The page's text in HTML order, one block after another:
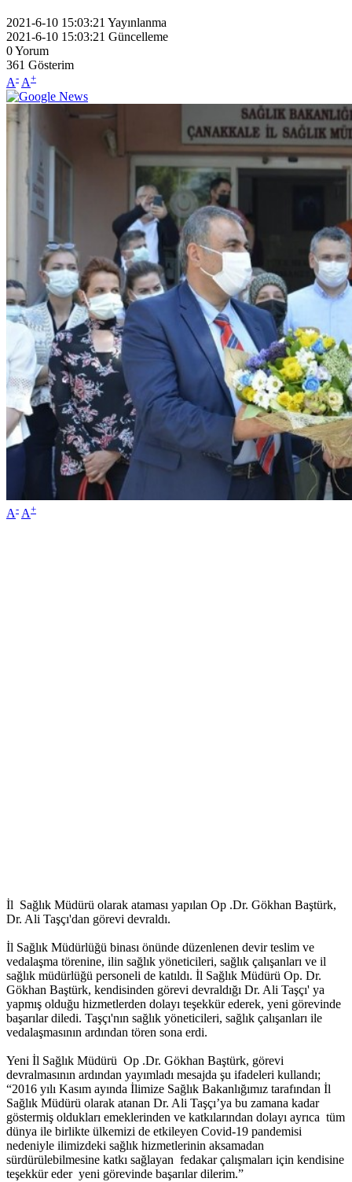
2021-6-10 15:03:21 Yayınlanma
2021-6-10 15:03:21 Güncelleme
0Yorum
361 Gösterim
A- A+
A- A+
İl Sağlık Müdürü olarak ataması yapılan Op .Dr. Gökhan Baştürk,
Dr. Ali Taşçı'dan görevi devraldı.
İl Sağlık Müdürlüğü binası önünde düzenlenen devir teslim ve
vedalaşma törenine, ilin sağlık yöneticileri, sağlık çalışanları ve il
sağlık müdürlüğü personeli de katıldı. İl Sağlık Müdürü Op. Dr.
Gökhan Baştürk, kendisinden görevi devraldığı Dr. Ali Taşçı' ya
yapmış olduğu hizmetlerden dolayı teşekkür ederek, yeni görevinde
başarılar diledi. Taşçı'nın sağlık yöneticileri, sağlık çalışanları ile
vedalaşmasının ardından tören sona erdi.
Yeni İl Sağlık Müdürü Op .Dr. Gökhan Baştürk, görevi
devralmasının ardından yayımladı mesajda şu ifadeleri kullandı;
“2016 yılı Kasım ayında İlimize Sağlık Bakanlığımız tarafından İl
Sağlık Müdürü olarak atanan Dr. Ali Taşçı’ya bu zamana kadar
göstermiş oldukları emeklerinden ve katkılarından dolayı ayrıca tüm
dünya ile birlikte ülkemizi de etkileyen Covid-19 pandemisi
nedeniyle ilimizdeki sağlık hizmetlerinin aksamadan
sürdürülebilmesine katkı sağlayan fedakar çalışmaları için kendisine
teşekkür eder yeni görevinde başarılar dilerim.”